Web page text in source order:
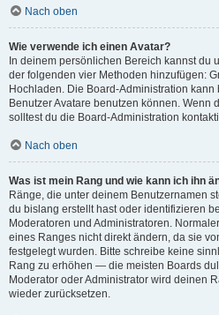
Nach oben
Wie verwende ich einen Avatar?
In deinem persönlichen Bereich kannst du
der folgenden vier Methoden hinzufügen:
Hochladen. Die Board-Administration
Benutzer Avatare benutzen können. Wenn
solltest du die Board-Administration
Nach oben
Was ist mein Rang und wie kann ich ihn
Ränge, die unter deinem Benutzernamen
du bislang erstellt hast oder identifizieren
Moderatoren und Administratoren.
eines Ranges nicht direkt ändern, da sie
festgelegt wurden. Bitte schreibe keine
Rang zu erhöhen — die meisten Boards
Moderator oder Administrator wird deinen
wieder zurücksetzen.